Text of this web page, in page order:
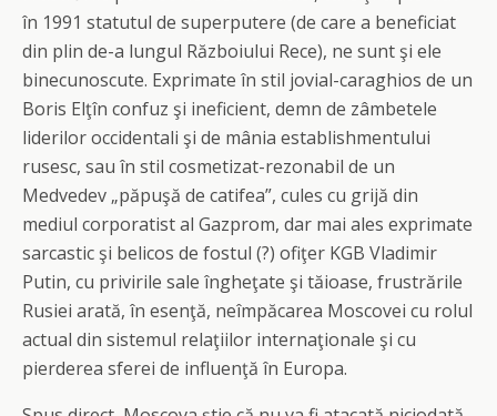
în 1991 statutul de superputere (de care a beneficiat
din plin de-a lungul Războiului Rece), ne sunt şi ele
binecunoscute. Exprimate în stil jovial-caraghios de un
Boris Elţîn confuz şi ineficient, demn de zâmbetele
liderilor occidentali şi de mânia establishmentului
rusesc, sau în stil cosmetizat-rezonabil de un
Medvedev „păpuşă de catifea”, cules cu grijă din
mediul corporatist al Gazprom, dar mai ales exprimate
sarcastic şi belicos de fostul (?) ofiţer KGB Vladimir
Putin, cu privirile sale îngheţate şi tăioase, frustrările
Rusiei arată, în esenţă, neîmpăcarea Moscovei cu rolul
actual din sistemul relaţiilor internaţionale şi cu
pierderea sferei de influenţă în Europa.